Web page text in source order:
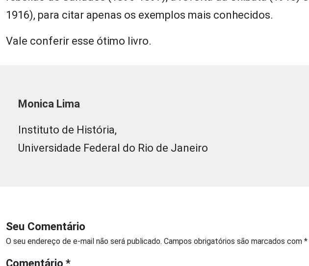
1916), para citar apenas os exemplos mais conhecidos.
Vale conferir esse ótimo livro.
Monica Lima
Instituto de História,
Universidade Federal do Rio de Janeiro
Seu Comentário
O seu endereço de e-mail não será publicado. Campos obrigatórios são marcados com *
Comentário *